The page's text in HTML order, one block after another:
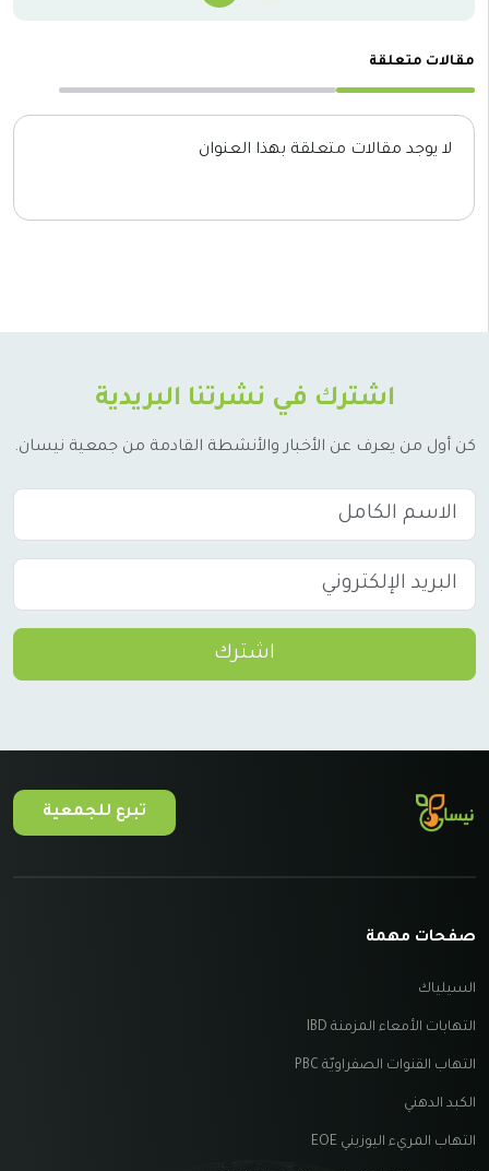
مقالات متعلقة
لا يوجد مقالات متعلقة بهذا العنوان
اشترك في نشرتنا البريدية
كن أول من يعرف عن الأخبار والأنشطة القادمة من جمعية نيسان.
اشترك
تبرع للجمعية
صفحات مهمة
السيلياك
التهابات الأمعاء المزمنة IBD
التهاب القنوات الصفراويّة PBC
الكبد الدهني
التهاب المريء اليوزيني EOE